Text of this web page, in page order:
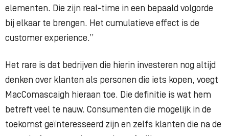
elementen. Die zijn real-time in een bepaald volgorde
bij elkaar te brengen. Het cumulatieve effect is de
customer experience.”
Het rare is dat bedrijven die hierin investeren nog altijd
denken over klanten als personen die iets kopen, voegt
MacComascaigh hieraan toe. Die definitie is wat hem
betreft veel te nauw. Consumenten die mogelijk in de
toekomst geïnteresseerd zijn en zelfs klanten die na de